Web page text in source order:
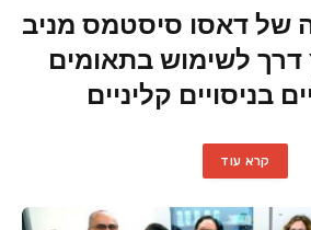
של דאסו סיסטמס מניב
דרך לשימוש בתאומים
בניסויים קליניים
קרא עוד